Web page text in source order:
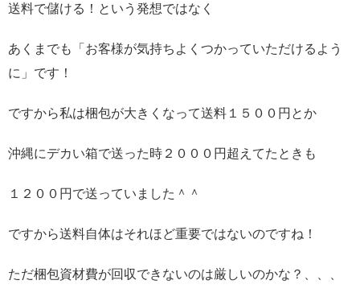
送料で儲ける！という発想ではなく
あくまでも「お客様が気持ちよくつかっていただけるよう
に」です！
ですから私は梱包が大きくなって送料１５００円とか
沖縄にデカい箱で送った時２０００円超えてたときも
１２００円で送っていました＾＾
ですから送料自体はそれほど重要ではないのですね！
ただ梱包資材費が回収できないのは厳しいのかな？、、、